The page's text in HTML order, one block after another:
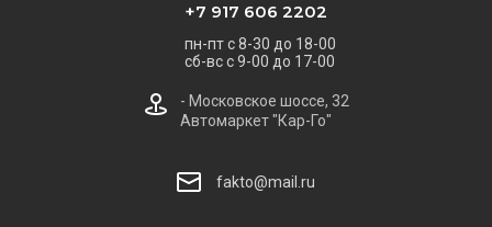
+7 917 606 2202
пн-пт с 8-30 до 18-00
сб-вс с 9-00 до 17-00
- Московское шоссе, 32
Автомаркет "Кар-Го"
fakto@mail.ru